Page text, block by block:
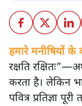
हमारे मनीषियों के
रक्षति
करता है। लेकिन
पवित्र प्रतिज्ञा